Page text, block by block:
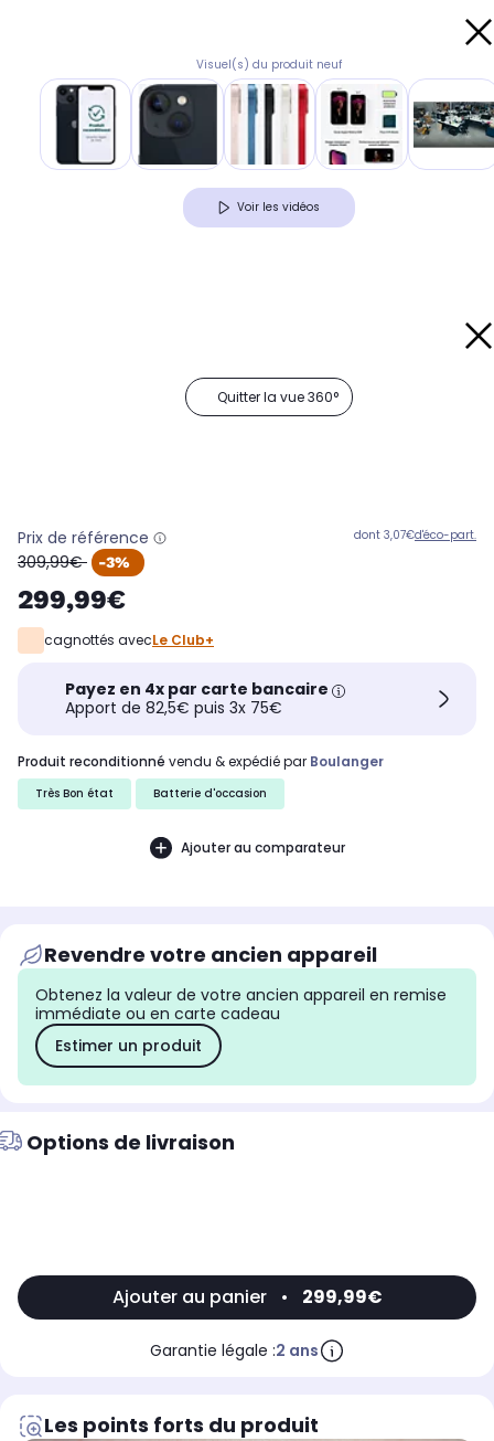
Visuel(s) du produit neuf
Voir les vidéos
Quitter la vue 360°
Prix de référence
oldPrice
309,99€ -3%
299,99€
dont 3,07€d'éco-part.
cagnottés avecLe Club+
Payez en 4x par carte bancaire
Apport de 82,5€ puis 3x 75€
produit reconditionné vendu & expédié par Boulanger
Très Bon état Batterie d'occasion
Ajouter au comparateur
Revendre votre ancien appareil
Obtenez la valeur de votre ancien appareil en remise
immédiate ou en carte cadeau
Estimer un produit
Options de livraison
Ajouter au panier • 299,99€
Garantie légale :2 ans
Les points forts du produit